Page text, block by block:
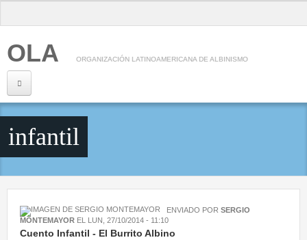
OLA ORGANIZACIÓN LATINOAMERICANA DE ALBINISMO
Inicio
Nosotros
Información
infantil
ENVIADO POR SERGIO
MONTEMAYOR EL LUN, 27/10/2014 - 11:10
Cuento Infantil - El Burrito Albino